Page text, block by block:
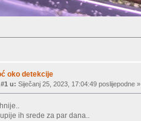
oko detekcije
u: Siječanj 25, 2023, 17:04:49 poslijepodne »
ih srede za par dana..